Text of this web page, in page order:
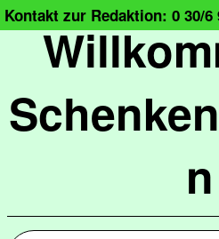
n
Kontakt zur Redaktion: 0 30/6